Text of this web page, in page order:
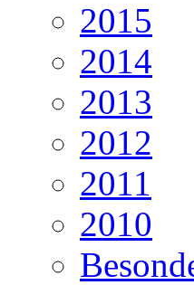
2015
2014
2013
2012
2011
2010